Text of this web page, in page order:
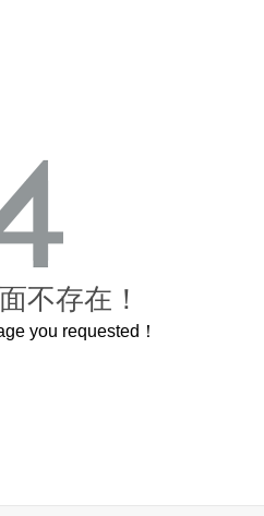
不存在！
you requested！